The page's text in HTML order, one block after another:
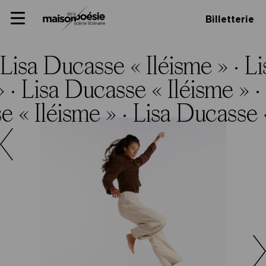
Panneau de gestion des cookies
to
Primary
Billetterie
Lisa Ducasse « Iléisme » ·
Lisa Ducasse « Iléisme » ·
« Iléisme » · Lisa Ducasse